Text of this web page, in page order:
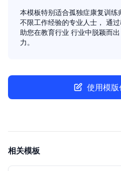
本模板特别适合孤独症康复训
不限工作经验的专业人士， 通
助您在教育行业 行业中脱颖而
力。
使用模
相关模板